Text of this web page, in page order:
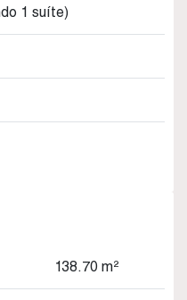
1 suíte)
138.70 m²